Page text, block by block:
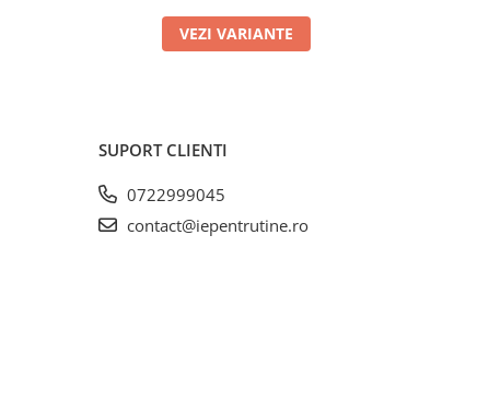
VEZI VARIANTE
SUPORT CLIENTI
0722999045
contact@iepentrutine.ro